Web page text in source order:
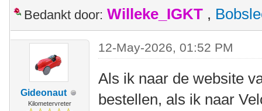
Bedankt door: Willeke_IGKT ,
Gideonaut
Kilometervreter
12-May-2026, 01:52 PM
Als ik naar de website
bestellen, als ik naar